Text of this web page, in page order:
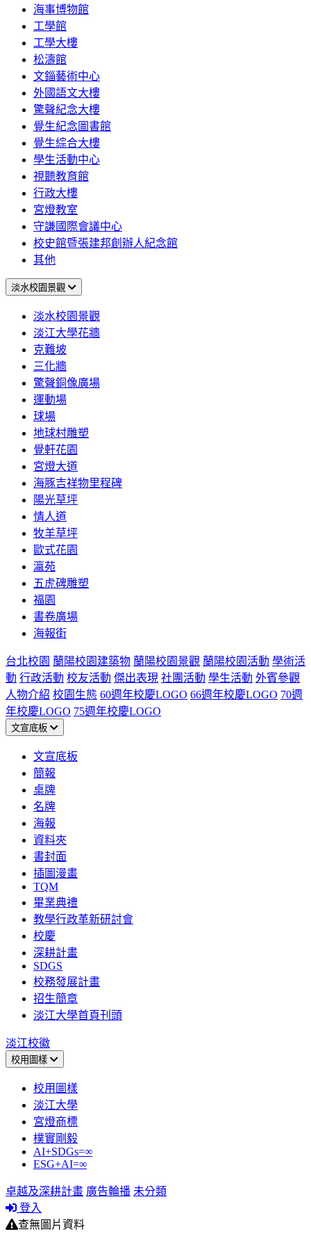
海事博物館
工學館
工學大樓
松濤館
文錙藝術中心
外國語文大樓
驚聲紀念大樓
覺生紀念圖書館
覺生綜合大樓
學生活動中心
視聽教育館
行政大樓
宮燈教室
守謙國際會議中心
校史館暨張建邦創辦人紀念館
其他
淡水校園景觀
淡水校園景觀
淡江大學花牆
克難坡
三化牆
驚聲銅像廣場
運動場
球場
地球村雕塑
覺軒花園
宮燈大道
海豚吉祥物里程碑
陽光草坪
情人道
牧羊草坪
歐式花園
瀛苑
五虎碑雕塑
福園
書卷廣場
海報街
台北校園 蘭陽校園建築物 蘭陽校園景觀 蘭陽校園活動 學術活
動 行政活動 校友活動 傑出表現 社團活動 學生活動 外賓參觀
人物介紹 校園生態 60週年校慶LOGO 66週年校慶LOGO 70週
年校慶LOGO 75週年校慶LOGO
文宣底板
文宣底板
簡報
桌牌
名牌
海報
資料夾
書封面
插圖漫畫
TQM
畢業典禮
教學行政革新研討會
校慶
深耕計畫
SDGS
校務發展計畫
招生簡章
淡江大學首頁刊頭
淡江校徽
校用圖樣
校用圖樣
淡江大學
宮燈商標
樸實剛毅
AI+SDGs=∞
ESG+AI=∞
卓越及深耕計畫 廣告輪播 未分類
登入
查無圖片資料